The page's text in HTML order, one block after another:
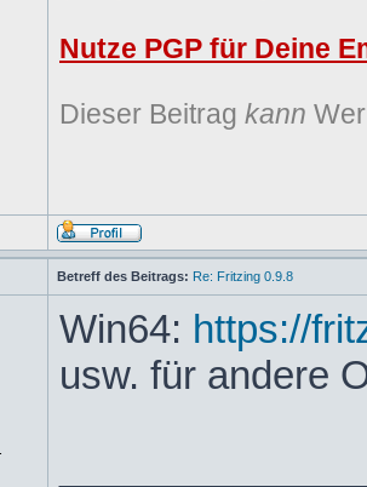
Nutze PGP für Deine
Dieser Beitrag kann
Betreff des Beitrags: Re: Fritzing 0.9.8
Win64: https://
usw. für andere